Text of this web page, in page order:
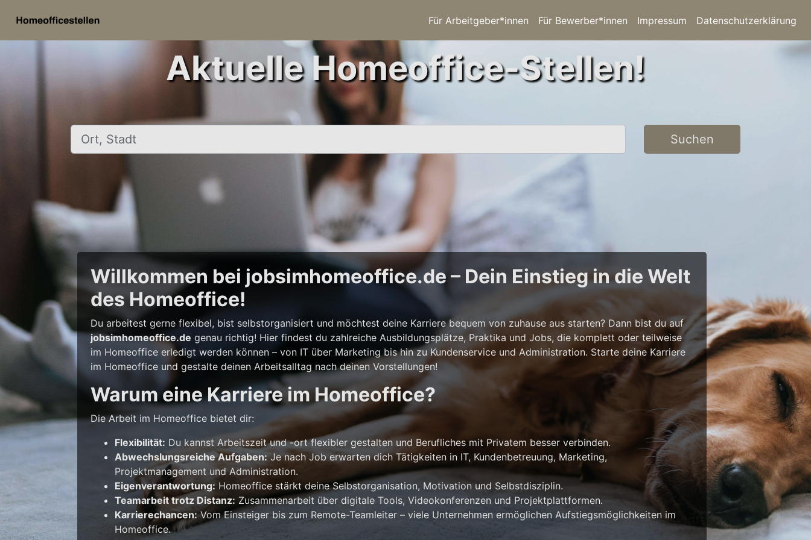
Für Arbeitgeber*innen Für Bewerber*innen Impressum Datenschutzerklärung
Aktuelle Homeoffice-Stellen!
Ort, Stadt Suchen
Willkommen bei jobsimhomeoffice.de – Dein Einstieg in die Welt
des Homeoffice!
Du arbeitest gerne flexibel, bist selbstorganisiert und möchtest deine Karriere bequem von zuhause aus starten? Dann bist du auf
jobsimhomeoffice.de genau richtig! Hier findest du zahlreiche Ausbildungsplätze, Praktika und Jobs, die komplett oder teilweise
im Homeoffice erledigt werden können – von IT über Marketing bis hin zu Kundenservice und Administration. Starte deine Karriere
im Homeoffice und gestalte deinen Arbeitsalltag nach deinen Vorstellungen!
Warum eine Karriere im Homeoffice?
Die Arbeit im Homeoffice bietet dir:
Flexibilität: Du kannst Arbeitszeit und -ort flexibler gestalten und Berufliches mit Privatem besser verbinden.
Abwechslungsreiche Aufgaben:Je nach Job erwarten dich Tätigkeiten in IT, Kundenbetreuung, Marketing,
Projektmanagement und Administration.
Eigenverantwortung:Homeoffice stärkt deine Selbstorganisation, Motivation und Selbstdisziplin.
Teamarbeit trotz Distanz: Zusammenarbeit über digitale Tools, Videokonferenzen und Projektplattformen.
Karrierechancen:Vom Einsteiger bis zum Remote-Teamleiter – viele Unternehmen ermöglichen Aufstiegsmöglichkeiten im
Homeoffice.